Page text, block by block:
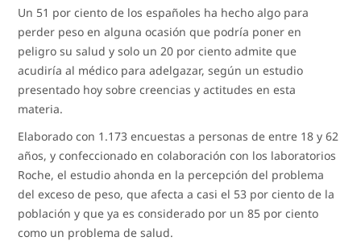
Un 51 por ciento de los españoles ha hecho algo para
perder peso en alguna ocasión que podría poner en
peligro su salud y solo un 20 por ciento admite que
acudiría al médico para adelgazar, según un estudio
presentado hoy sobre creencias y actitudes en esta
materia.
Elaborado con 1.173 encuestas a personas de entre 18 y 62
años, y confeccionado en colaboración con los laboratorios
Roche, el estudio ahonda en la percepción del problema
del exceso de peso, que afecta a casi el 53 por ciento de la
población y que ya es considerado por un 85 por ciento
como un problema de salud.